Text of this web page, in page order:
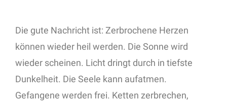
Die gute Nachricht ist: Zerbrochene Herzen
können wieder heil werden. Die Sonne wird
wieder scheinen. Licht dringt durch in tiefste
Dunkelheit. Die Seele kann aufatmen.
Gefangene werden frei. Ketten zerbrechen,